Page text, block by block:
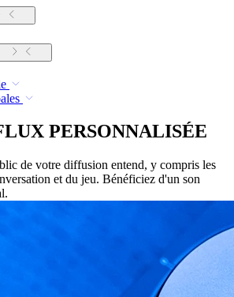
PERSONNALISÉE
de votre diffusion entend, y compris les
et du jeu. Bénéficiez d'un son